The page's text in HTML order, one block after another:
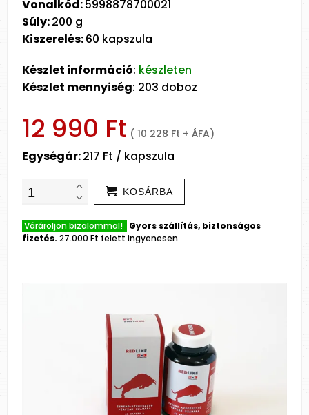
Vonalkód:5998878700021
Súly:200 g
Kiszerelés:60 kapszula
Készlet információ: készleten
Készlet mennyiség: 203 doboz
12 990 Ft ( 10 228 Ft + ÁFA)
Egységár:217 Ft / kapszula
KOSÁRBA
Várároljon bizalommal! Gyors szállítás, biztonságos
fizetés. 27.000 Ft felett ingyenesen.